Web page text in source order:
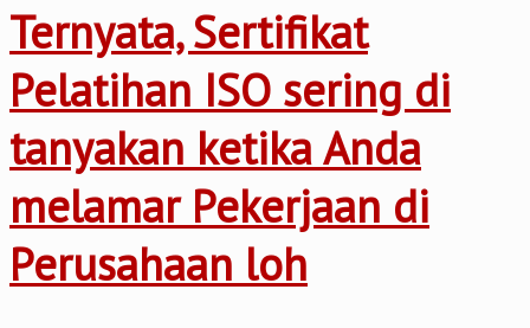
Ternyata, Sertifikat
Pelatihan ISO sering di
tanyakan ketika Anda
melamar Pekerjaan di
Perusahaan loh